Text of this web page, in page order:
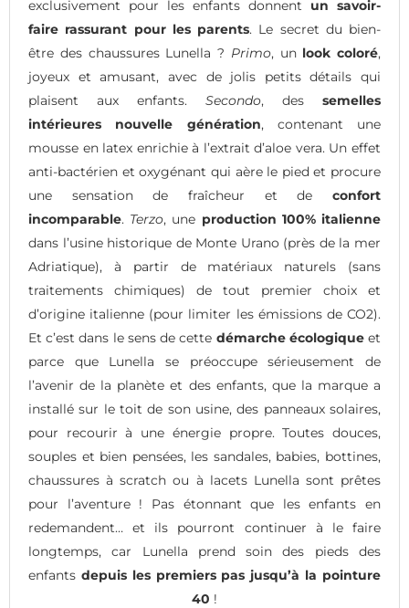
exclusivement pour les enfants donnent un savoir-
faire rassurant pour les parents. Le secret du bien-
être des chaussures Lunella ? Primo, un look coloré,
joyeux et amusant, avec de jolis petits détails qui
plaisent aux enfants. Secondo, des semelles
intérieures nouvelle génération, contenant une
mousse en latex enrichie à l’extrait d’aloe vera. Un effet
anti-bactérien et oxygénant qui aère le pied et procure
une sensation de fraîcheur et de confort
incomparable. Terzo, une production 100% italienne
dans l’usine historique de Monte Urano (près de la mer
Adriatique), à partir de matériaux naturels (sans
traitements chimiques) de tout premier choix et
d’origine italienne (pour limiter les émissions de CO2).
Et c’est dans le sens de cette démarche écologiqueet
parce que Lunella se préoccupe sérieusement de
l’avenir de la planète et des enfants, que la marque a
installé sur le toit de son usine, des panneaux solaires,
pour recourir à une énergie propre. Toutes douces,
souples et bien pensées, les sandales, babies, bottines,
chaussures à scratch ou à lacets Lunella sont prêtes
pour l’aventure ! Pas étonnant que les enfants en
redemandent… et ils pourront continuer à le faire
longtemps, car Lunella prend soin des pieds des
enfants depuis les premiers pas jusqu’à la pointure
40 !